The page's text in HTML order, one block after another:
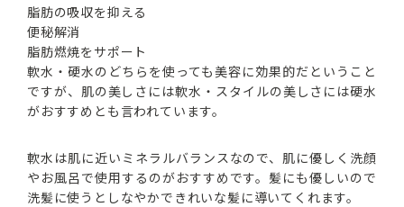
脂肪の吸収を抑える
便秘解消
脂肪燃焼をサポート
軟水・硬水のどちらを使っても美容に効果的だということ
ですが、肌の美しさには軟水・スタイルの美しさには硬水
がおすすめとも言われています。
軟水は肌に近いミネラルバランスなので、肌に優しく洗顔
やお風呂で使用するのがおすすめです。髪にも優しいので
洗髪に使うとしなやかできれいな髪に導いてくれます。